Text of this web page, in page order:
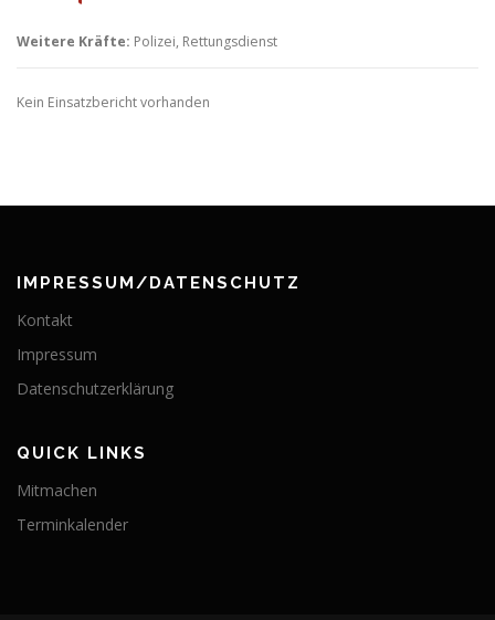
Weitere Kräfte: Polizei, Rettungsdienst
Kein Einsatzbericht vorhanden
IMPRESSUM/DATENSCHUTZ
Kontakt
Impressum
Datenschutzerklärung
QUICK LINKS
Mitmachen
Terminkalender